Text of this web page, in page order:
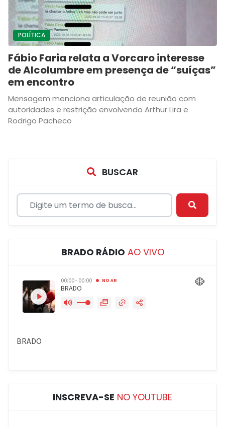
POLÍTICA
Fábio Faria relata a Vorcaro interesse
de Alcolumbre em presença de “suíças”
em encontro
Mensagem menciona articulação de reunião com
autoridades e restrição envolvendo Arthur Lira e
Rodrigo Pacheco
BUSCAR
BRADO RÁDIO AO VIVO
INSCREVA-SE NO YOUTUBE